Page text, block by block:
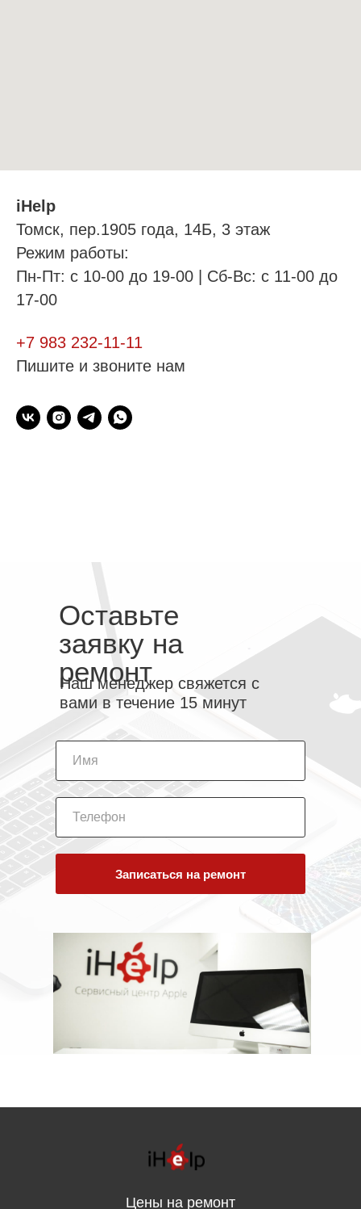
iHelp
Томск, пер.1905 года, 14Б, 3 этаж
Режим работы:
Пн-Пт: с 10-00 до 19-00 | Сб-Вс: с 11-00 до
17-00
+7 983 232-11-11
Пишите и звоните нам
Оставьте
заявку на
ремонт
Наш менеджер свяжется с
вами в течение 15 минут
Записаться на ремонт
Цены на ремонт